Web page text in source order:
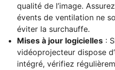
qualité de l’image.
évents de ventilation ne
éviter la surchauffe.
Mises à jour logicielles :
vidéoprojecteur dispose
intégré, vérifiez